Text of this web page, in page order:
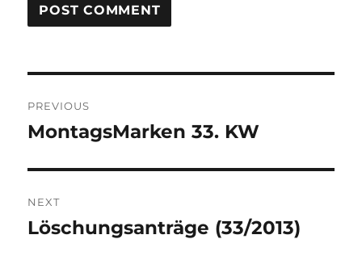
navigation
PREVIOUS
Previous
MontagsMarken 33. KW
NEXT
Next
Löschungsanträge (33/2013)